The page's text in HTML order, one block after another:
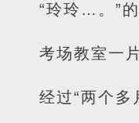
“玲玲…。”
考场教室一
经过“两个